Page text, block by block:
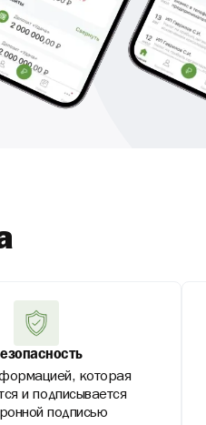
которая
и подписывается
подписью